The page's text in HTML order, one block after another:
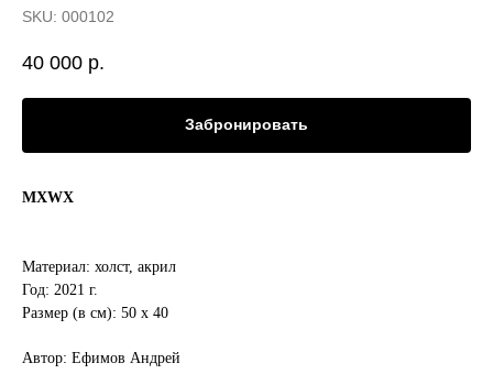
SKU: 000102
40 000 р.
Забронировать
MXWX
Материал: холст, акрил
Год: 2021 г.
Размер (в см): 50 x 40
Автор: Ефимов Андрей